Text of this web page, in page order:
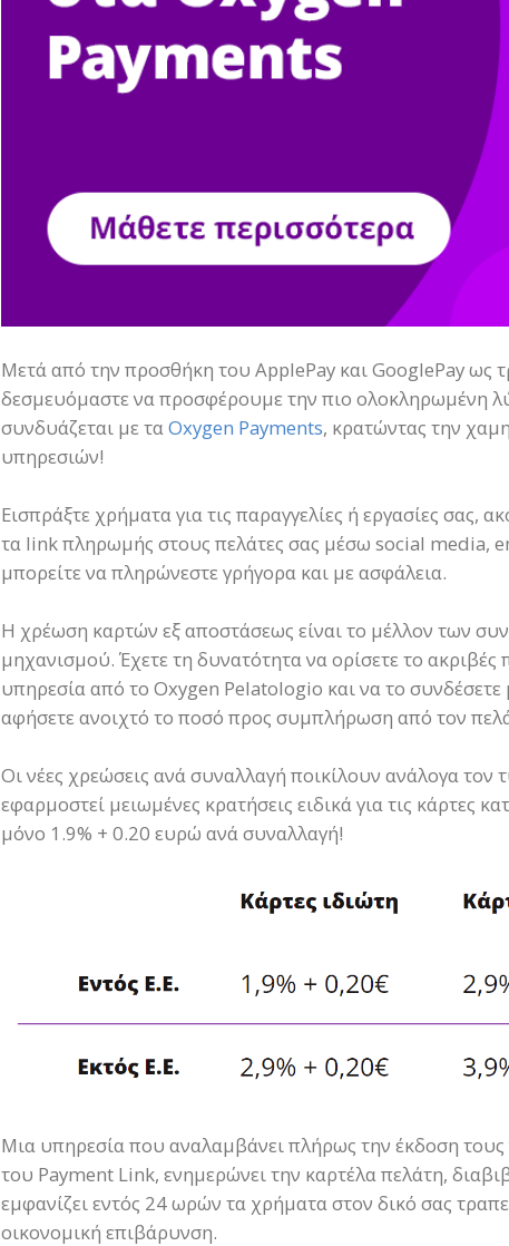
Μετά από την προσθήκη του ApplePay και GooglePay ως
δεσμευόμαστε να προσφέρουμε την πιο ολοκληρωμένη
συνδυάζεται με ταOxygen Payments, κρατώντας την
υπηρεσιών!
Εισπράξτε χρήματα για τις παραγγελίες ή εργασίες σας,
τα link πληρωμής στους πελάτες σας μέσω social media,
μπορείτε να πληρώνεστε γρήγορα και με ασφάλεια.
Η χρέωση καρτών εξ αποστάσεως είναι το μέλλον των
μηχανισμού. Έχετε τη δυνατότητα να ορίσετε το
υπηρεσία από το Oxygen Pelatologio και να το συνδέσετε
αφήσετε ανοιχτό το ποσό προς συμπλήρωση από τον
Οι νέες χρεώσεις ανά συναλλαγή ποικίλουν ανάλογα τον
εφαρμοστεί μειωμένες κρατήσεις ειδικά για τις κάρτες
μόνο 1.9% + 0.20 ευρώ ανά συναλλαγή!
Μια υπηρεσία που αναλαμβάνει πλήρως την έκδοση
του Payment Link, ενημερώνει την καρτέλα πελάτη,
εμφανίζει εντός 24 ωρών τα χρήματα στον δικό σας
οικονομική επιβάρυνση.